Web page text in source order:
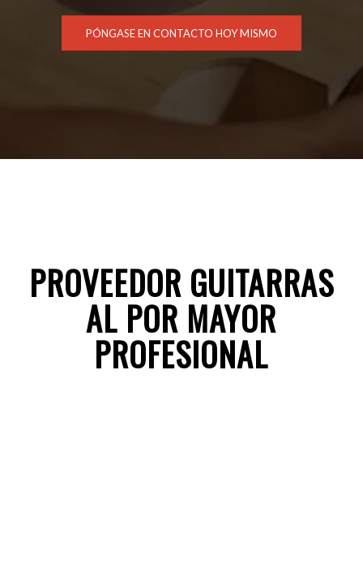
PÓNGASE EN CONTACTO HOY MISMO
PROVEEDOR GUITARRAS
AL POR MAYOR
PROFESIONAL